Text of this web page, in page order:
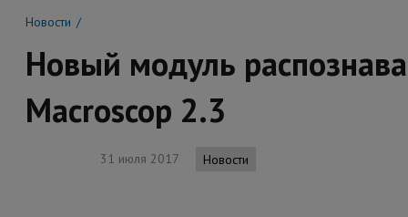
Новости
Новый модуль
Macroscop 2.3
31 июля 2017 Новости